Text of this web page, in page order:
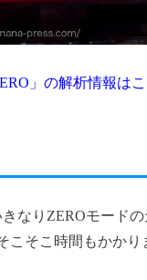
」の解析情報は
なりZEROモード
こそこ時間もかかり